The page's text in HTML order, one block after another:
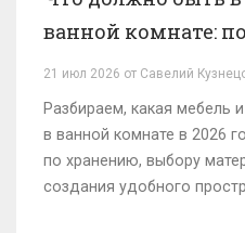
ванной комнате:
тренды 2026 года
21 июл 2026 от Савелий
Разбираем, какая мебель
в ванной комнате в 2026
по хранению, выбору
создания удобного